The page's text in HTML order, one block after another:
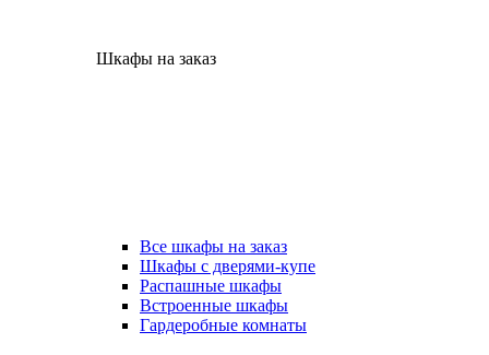
Шкафы на заказ
Все шкафы на заказ
Шкафы с дверями-купе
Распашные шкафы
Встроенные шкафы
Гардеробные комнаты